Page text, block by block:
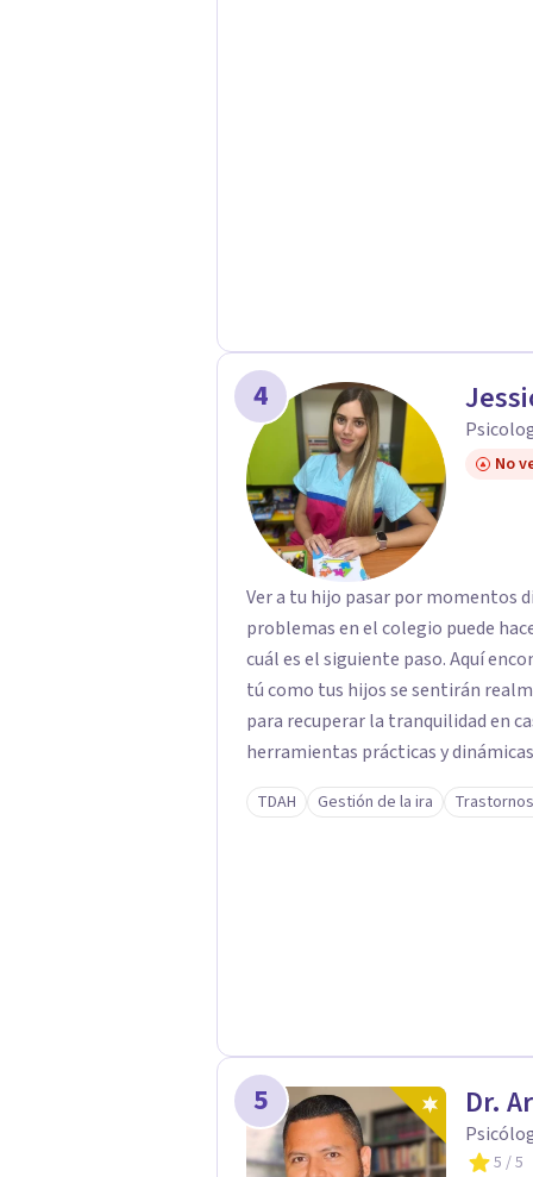
4
No
Ver a tu hijo pasar por momentos
problemas en el colegio puede
cuál es el siguiente paso. Aquí
tú como tus hijos se sentirán
para recuperar la tranquilidad en casa. Me especializo en guiar a familias a
herramientas prácticas y
lado las etiquetas y los
emociones que hay detrás del
TDAH Gestión de la ira
5 Dr.
5 / 5